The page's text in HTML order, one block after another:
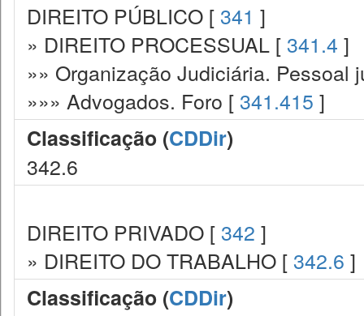
DIREITO PÚBLICO [ 341 ]
» DIREITO PROCESSUAL [ 341.4 ]
»» Organização Judiciária. Pessoal
»»» Advogados. Foro [ 341.415 ]
Classificação (CDDir)
342.6
DIREITO PRIVADO [ 342 ]
» DIREITO DO TRABALHO [ 342.6 ]
Classificação (CDDir)